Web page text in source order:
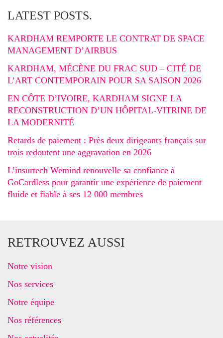
LATEST POSTS.
KARDHAM REMPORTE LE CONTRAT DE SPACE
MANAGEMENT D’AIRBUS
KARDHAM, MÉCÈNE DU FRAC SUD – CITÉ DE
L’ART CONTEMPORAIN POUR SA SAISON 2026
EN CÔTE D’IVOIRE, KARDHAM SIGNE LA
RECONSTRUCTION D’UN HÔPITAL-VITRINE DE
LA MODERNITÉ
Retards de paiement : Près deux dirigeants français sur
trois redoutent une aggravation en 2026
L’insurtech Wemind renouvelle sa confiance à
GoCardless pour garantir une expérience de paiement
fluide et fiable à ses 12 000 membres
RETROUVEZ AUSSI
Notre vision
Nos services
Notre équipe
Nos références